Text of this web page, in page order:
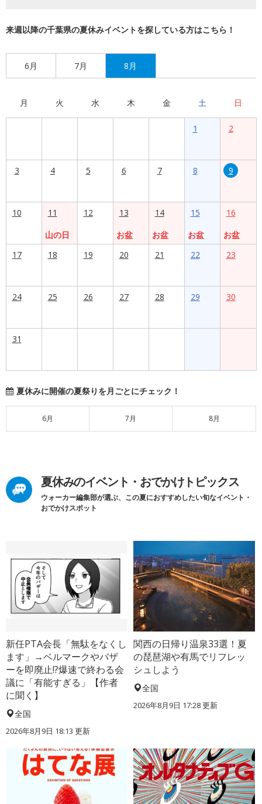
来週以降の千葉県の夏休みイベントを探している方はこちら！
6月 7月 8月
月 火 水 木 金 土 日
1 2
3 4 5 6 7 8 9
10
11
山の日
12
13
お盆
14
お盆
15
お盆
16
お盆
17
18 19 20 21 22 23
24 25 26 27 28 29 30
31
夏休みに開催の夏祭りを月ごとにチェック！
6月 7月 8月
夏休みのイベント・おでかけトピックス
ウォーカー編集部が選ぶ、この夏におすすめしたい旬なイベント・
おでかけスポット
新任PTA会長「無駄をなくし
ます」→ベルマークやバザ
ーを即廃止!?爆速で終わる会
議に「有能すぎる」【作者
に聞く】
全国
2026年8月9日 18:13 更新
関西の日帰り温泉33選！夏
の琵琶湖や有馬でリフレッ
シュしよう
全国
2026年8月9日 17:28更新